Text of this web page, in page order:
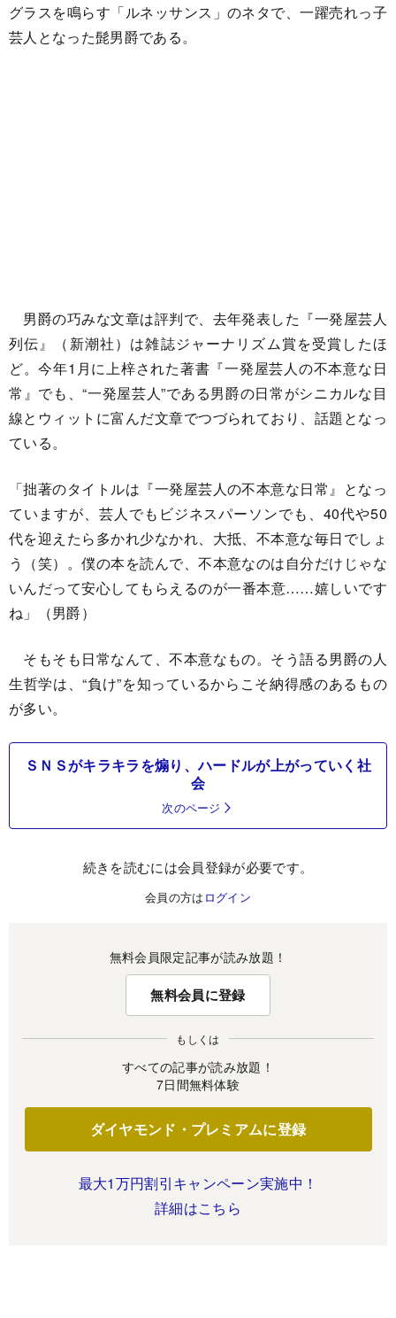
グラスを鳴らす「ルネッサンス」のネタで、一躍売れっ子
芸人となった髭男爵である。
男爵の巧みな文章は評判で、去年発表した『一発屋芸人
列伝』（新潮社）は雑誌ジャーナリズム賞を受賞したほ
ど。今年1月に上梓された著書『一発屋芸人の不本意な日
常』でも、“一発屋芸人”である男爵の日常がシニカルな目
線とウィットに富んだ文章でつづられており、話題となっ
ている。
「拙著のタイトルは『一発屋芸人の不本意な日常』となっ
ていますが、芸人でもビジネスパーソンでも、40代や50
代を迎えたら多かれ少なかれ、大抵、不本意な毎日でしょ
う（笑）。僕の本を読んで、不本意なのは自分だけじゃな
いんだって安心してもらえるのが一番本意……嬉しいです
ね」（男爵）
そもそも日常なんて、不本意なもの。そう語る男爵の人
生哲学は、“負け”を知っているからこそ納得感のあるもの
が多い。
ＳＮＳがキラキラを煽り、ハードルが上がっていく社
会
次のページ
続きを読むには会員登録が必要です。
会員の方は ログイン
無料会員限定記事が読み放題！
無料会員に登録
もしくは
すべての記事が読み放題！
7日間無料体験
ダイヤモンド・プレミアムに登録
最大1万円割引キャンペーン実施中！
詳細はこちら